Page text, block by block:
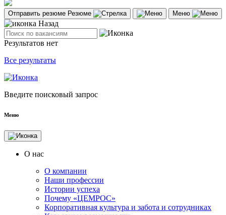
Отправить резюме Резюме Меню
Назад
Результатов нет
Все результаты
Введите поисковый запрос
Меню
О нас
О компании
Наши профессии
Истории успеха
Почему «ЦЕМРОС»
Корпоративная культура и забота и сотрудниках